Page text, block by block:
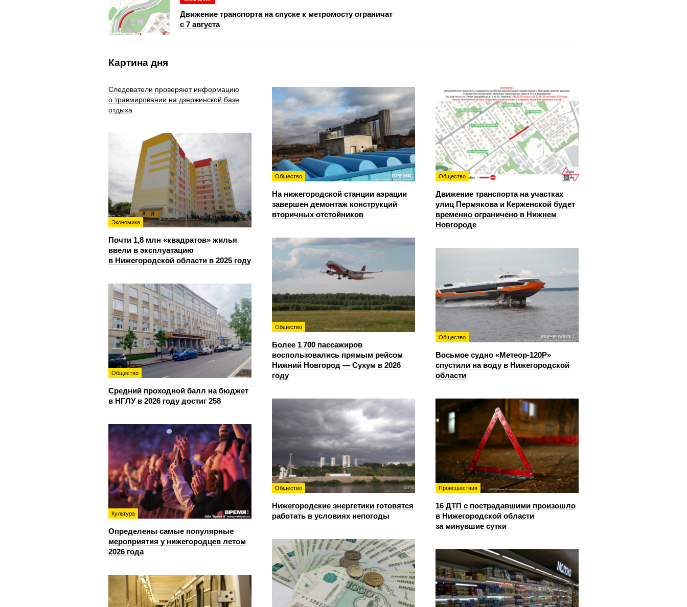
Движение транспорта на спуске к метромосту ограничат
с 7 августа
Картина дня
Следователи проверяют информацию
о травмировании на дзержинской базе
отдыха
Общество
На нижегородской станции аэрации
завершен демонтаж конструкций
вторичных отстойников
Общество
Движение транспорта на участках
улиц Пермякова и Керженской будет
временно ограничено в Нижнем
Новгороде
Экономика
Почти 1,8 млн «квадратов» жилья
ввели в эксплуатацию
в Нижегородской области в 2025 году
Общество
Более 1 700 пассажиров
воспользовались прямым рейсом
Нижний Новгород — Сухум в 2026
году
Общество
Восьмое судно «Метеор-120Р»
спустили на воду в Нижегородской
области
Общество
Средний проходной балл на бюджет
в НГЛУ в 2026 году достиг 258
Общество
Нижегородские энергетики готовятся
работать в условиях непогоды
Происшествия
16 ДТП с пострадавшими произошло
в Нижегородской области
за минувшие сутки
Культура
Определены самые популярные
мероприятия у нижегородцев летом
2026 года